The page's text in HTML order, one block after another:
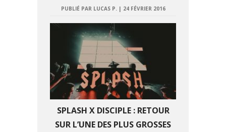
PUBLIÉ PAR LUCAS P. | 24 FÉVRIER 2016
SPLASH X DISCIPLE : RETOUR
SUR L’UNE DES PLUS GROSSES